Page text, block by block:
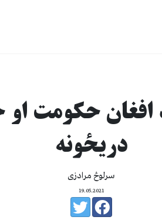
حکومت او
دریځونه
سرلوڅ مرادزی
19.05.2021